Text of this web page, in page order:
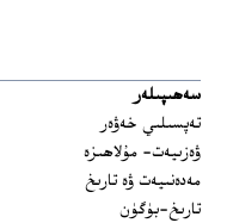
سەھىپىلەر
تەپسىلىي خەۋەر
ۋەزىيەت- مۇلاھىزە
مەدەنىيەت ۋە تارىخ
تارىخ-بۈگۈن